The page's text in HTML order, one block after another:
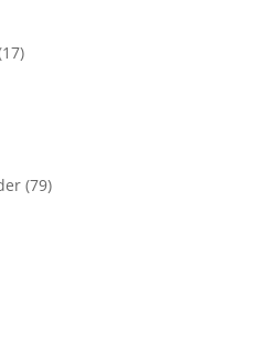
(79)